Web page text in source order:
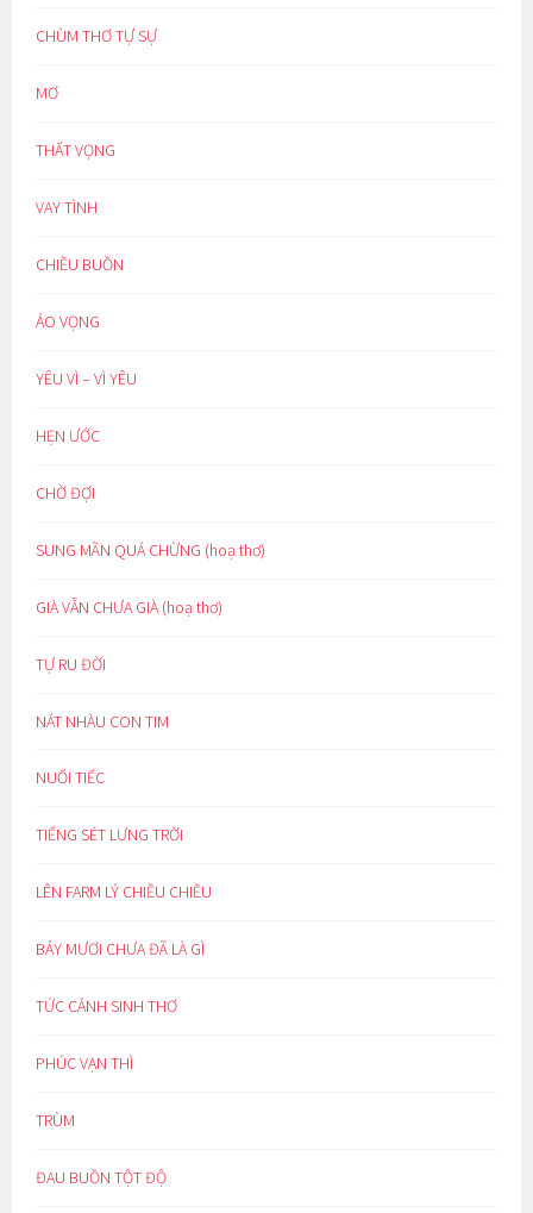
CHÙM THƠ TỰ SỰ
MƠ
THẤT VỌNG
VAY TÌNH
CHIỀU BUỒN
ẢO VỌNG
YÊU VÌ – VÌ YÊU
HẸN ƯỚC
CHỜ ĐỢI
SUNG MÃN QUÁ CHỪNG (hoạ thơ)
GIÀ VẪN CHƯA GIÀ (hoạ thơ)
TỰ RU ĐỜI
NÁT NHÀU CON TIM
NUỐI TIẾC
TIẾNG SÉT LƯNG TRỜI
LÊN FARM LÝ CHIỀU CHIỀU
BẢY MƯƠI CHƯA ĐÃ LÀ GÌ
TỨC CẢNH SINH THƠ
PHÚC VẠN THÌ
TRÙM
ĐAU BUỒN TỘT ĐỘ